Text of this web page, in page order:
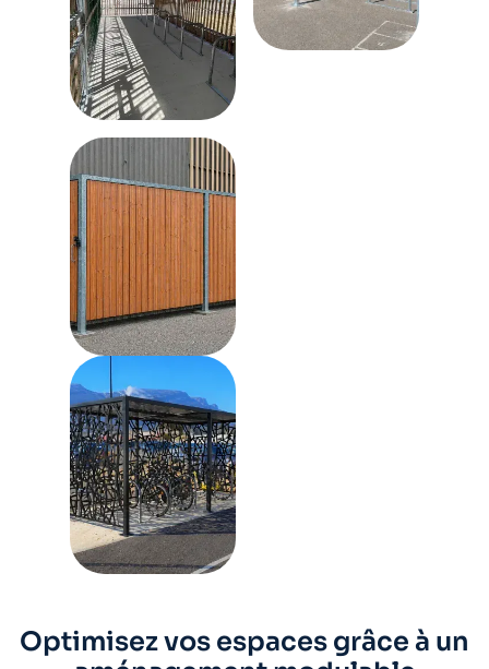
Optimisez vos espaces grâce à un